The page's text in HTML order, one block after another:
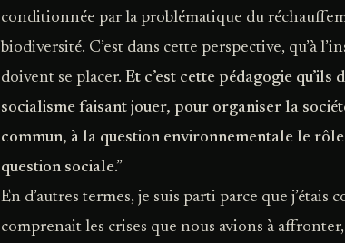
conditionnée par la problématique du
biodiversité. C’est dans cette perspective, qu’à
doivent se placer. Et c’est cette pédagogie qu’ils
socialisme faisant jouer, pour organiser la
commun, à la question environnementale le
question sociale.”
En d’autres termes, je suis parti parce que j’étais
comprenait les crises que nous avions à